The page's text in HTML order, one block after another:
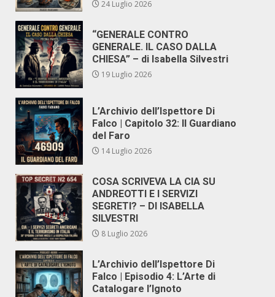
24 Luglio 2026
“GENERALE CONTRO
GENERALE. IL CASO DALLA
CHIESA” – di Isabella Silvestri
19 Luglio 2026
L’Archivio dell’Ispettore Di
Falco | Capitolo 32: Il Guardiano
del Faro
14 Luglio 2026
COSA SCRIVEVA LA CIA SU
ANDREOTTI E I SERVIZI
SEGRETI? – DI ISABELLA
SILVESTRI
8 Luglio 2026
L’Archivio dell’Ispettore Di
Falco | Episodio 4: L’Arte di
Catalogare l’Ignoto